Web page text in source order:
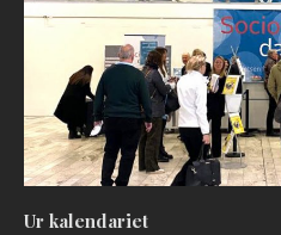
Ur kalendariet